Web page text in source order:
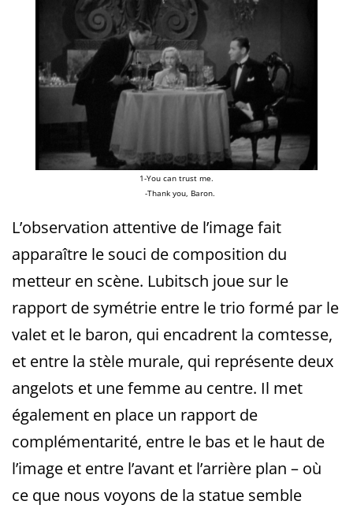
1-You can trust me.
-Thank you, Baron.
L’observation attentive de l’image fait
apparaître le souci de composition du
metteur en scène. Lubitsch joue sur le
rapport de symétrie entre le trio formé par le
valet et le baron, qui encadrent la comtesse,
et entre la stèle murale, qui représente deux
angelots et une femme au centre. Il met
également en place un rapport de
complémentarité, entre le bas et le haut de
l’image et entre l’avant et l’arrière plan – où
ce que nous voyons de la statue semble